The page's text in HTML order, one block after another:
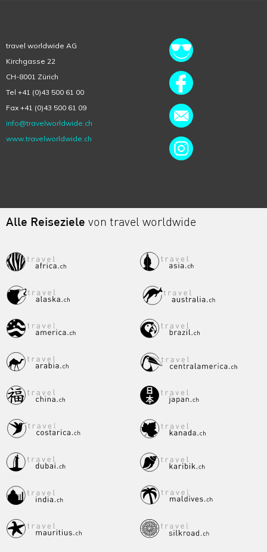
travel worldwide AG
Kirchgasse 22
CH-8001 Zürich
Tel +41 (0)43 500 61 00
Fax +41 (0)43 500 61 09
info@travelworldwide.ch
www.travelworldwide.ch
Alle Reiseziele von travel worldwide